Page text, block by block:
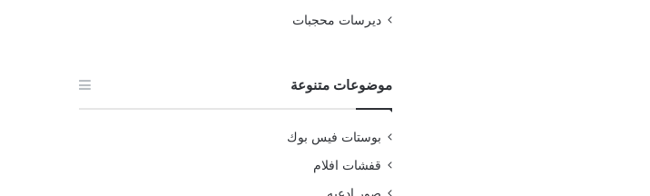
ديرسات محجبات
موضوعات متنوعة
بوستات فيس بوك
قفشات افلام